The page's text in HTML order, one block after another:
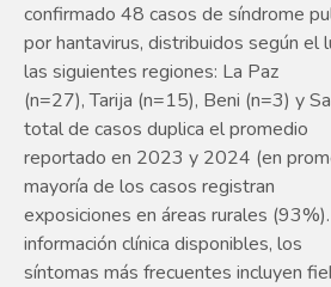
confirmado 48 casos de síndrome
por hantavirus, distribuidos según el
las siguientes regiones: La Paz
(n=27), Tarija (n=15), Beni (n=3) y
total de casos duplica el promedio
reportado en 2023 y 2024 (en
mayoría de los casos registran
exposiciones en áreas rurales
información clínica disponibles, los
síntomas más frecuentes incluyen